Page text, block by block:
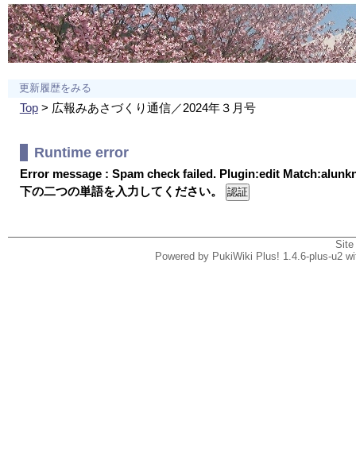
更新履歴をみる
Top> 広報みあさづくり通信／2024年３月号
Runtime error
Error message : Spam check failed. Plugin:edit
下の二つの単語を入力してください。
Powered by PukiWiki Plus! 1.4.6-plus-u2